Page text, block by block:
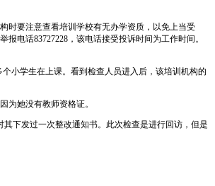
要注意查看培训学校有无办学资质，以免上当受
电话83727228，该电话接受投诉时间为工作时间。
小学生在上课。看到检查人员进入后，该培训机构的
她没有教师资格证。
下发过一次整改通知书。此次检查是进行回访，但是